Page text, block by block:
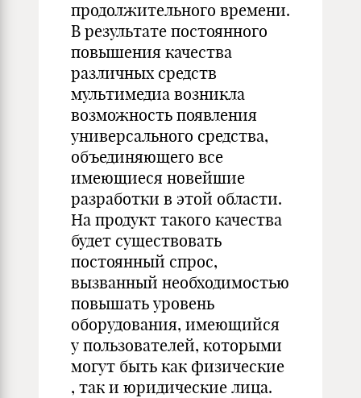
продолжительного времени.
В результате постоянного
повышения качества
различных средств
мультимедиа возникла
возможность появления
универсального средства,
объединяющего все
имеющиеся новейшие
разработки в этой области.
На продукт такого качества
будет существовать
постоянный спрос,
вызванный необходимостью
повышать уровень
оборудования, имеющийся
у пользователей, которыми
могут быть как физические
, так и юридические лица.